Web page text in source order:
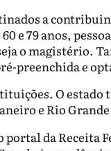
a
e 79 anos,
o magistério.
preenchida e
O estado
e Rio
da Receita